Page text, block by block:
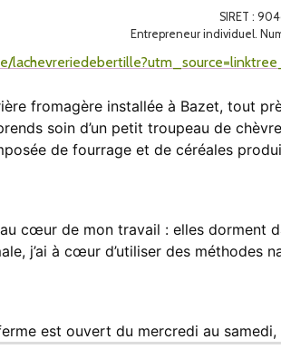
SIRET :
Entrepreneur individuel.
fromagère installée à Bazet, tout
soin d’un petit troupeau de
de fourrage et de céréales
cœur de mon travail : elles dorment
, j’ai à cœur d’utiliser des méthodes
est ouvert du mercredi au samedi,